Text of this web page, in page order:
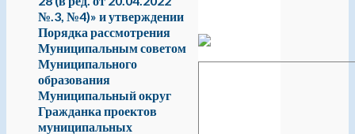
№.3, №4)» и утверждении
Порядка рассмотрения
Муниципальным советом
Муниципального
образования
Муниципальный округ
Гражданка проектов
муниципальных